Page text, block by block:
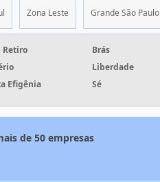
Zona Leste Grande São Paulo
Retiro Brás
Liberdade
Efigênia Sé
de 50 empresas